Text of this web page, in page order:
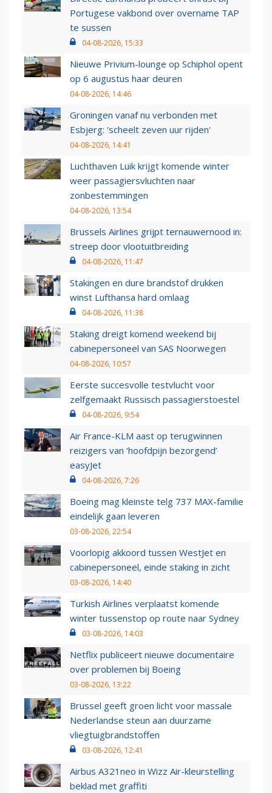
Portugese vakbond over overname TAP
te sussen
04-08-2026, 15:33
Nieuwe Privium-lounge op Schiphol opent
op 6 augustus haar deuren
04-08-2026, 14:46
Groningen vanaf nu verbonden met
Esbjerg: 'scheelt zeven uur rijden'
04-08-2026, 14:41
Luchthaven Luik krijgt komende winter
weer passagiersvluchten naar
zonbestemmingen
04-08-2026, 13:54
Brussels Airlines grijpt ternauwernood in:
streep door vlootuitbreiding
04-08-2026, 11:47
Stakingen en dure brandstof drukken
winst Lufthansa hard omlaag
04-08-2026, 11:38
Staking dreigt komend weekend bij
cabinepersoneel van SAS Noorwegen
04-08-2026, 10:57
Eerste succesvolle testvlucht voor
zelfgemaakt Russisch passagierstoestel
04-08-2026, 9:54
Air France-KLM aast op terugwinnen
reizigers van ‘hoofdpijn bezorgend’
easyJet
04-08-2026, 7:26
Boeing mag kleinste telg 737 MAX-familie
eindelijk gaan leveren
03-08-2026, 22:54
Voorlopig akkoord tussen WestJet en
cabinepersoneel, einde staking in zicht
03-08-2026, 14:40
Turkish Airlines verplaatst komende
winter tussenstop op route naar Sydney
03-08-2026, 14:03
Netflix publiceert nieuwe documentaire
over problemen bij Boeing
03-08-2026, 13:22
Brussel geeft groen licht voor massale
Nederlandse steun aan duurzame
vliegtuigbrandstoffen
03-08-2026, 12:41
Airbus A321neo in Wizz Air-kleurstelling
beklad met graffiti